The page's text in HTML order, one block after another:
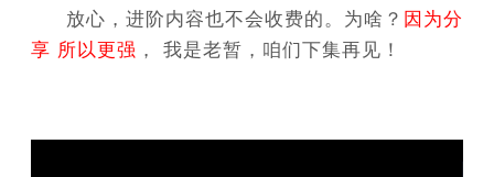
放心，进阶内容也不会收费的。为啥？ 因为分
享 所以更强 ， 我是老暂，咱们下集再见！